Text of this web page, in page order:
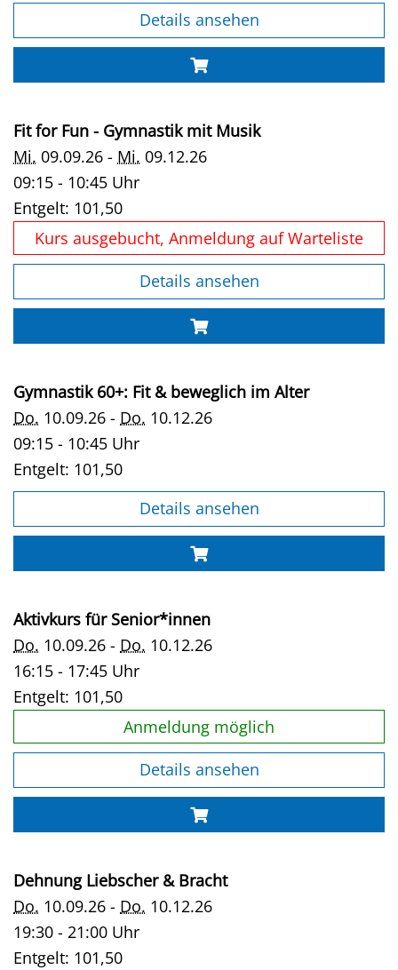
Details ansehen
Fit for Fun - Gymnastik mit Musik
Mi. 09.09.26 - Mi. 09.12.26
09:15 - 10:45 Uhr
Entgelt: 101,50
Kurs ausgebucht, Anmeldung auf Warteliste
Details ansehen
Gymnastik 60+: Fit & beweglich im Alter
Do. 10.09.26 - Do. 10.12.26
09:15 - 10:45 Uhr
Entgelt: 101,50
Details ansehen
Aktivkurs für Senior*innen
Do. 10.09.26 - Do. 10.12.26
16:15 - 17:45 Uhr
Entgelt: 101,50
Anmeldung möglich
Details ansehen
Dehnung Liebscher & Bracht
Do. 10.09.26 - Do. 10.12.26
19:30 - 21:00 Uhr
Entgelt: 101,50